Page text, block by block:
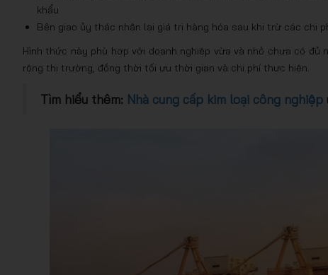
khẩu
Bên giao ủy thác nhận lại giá trị hàng hóa sau khi trừ các chi
Hình thức này phù hợp với doanh nghiệp vừa và nhỏ chưa có
rộng thị trường, đồng thời tối ưu thời gian và chi phí thực hiện.
Tìm hiểu thêm: Nhà cung cấp kim loại công nghiệp